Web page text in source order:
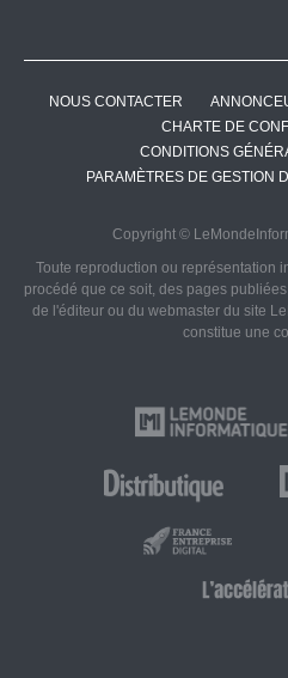
NOUS CONTACTER
CHARTE DE
CONDITIONS
PARAMÈTRES DE GESTION
Copyright ©
Toute reproduction ou représentation
procédé que ce soit, des pages
de l'éditeur ou du webmaster du site
constitue une